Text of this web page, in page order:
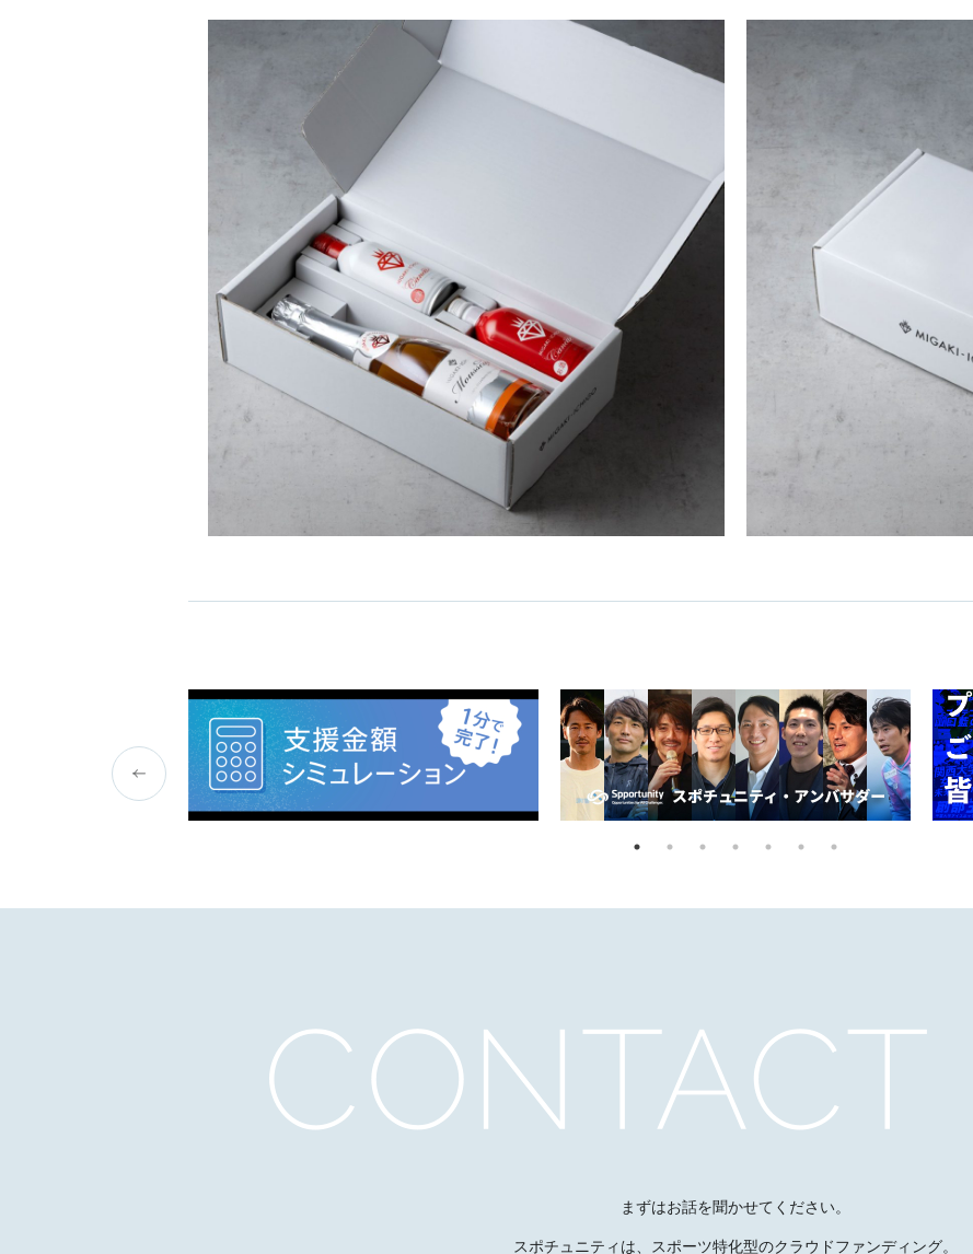
まずはお話を聞かせてください。
スポチュニティは、スポーツ特化型のクラウドファンディング。